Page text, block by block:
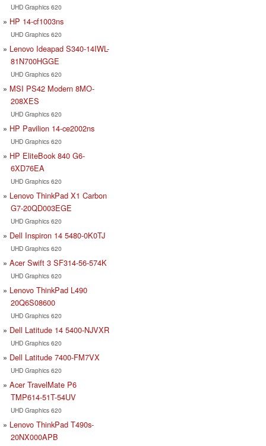
UHD Graphics 620
HP 14-cf1003ns
UHD Graphics 620
Lenovo Ideapad S340-14IWL-
81N700HGGE
UHD Graphics 620
MSI PS42 Modern 8MO-
208XES
UHD Graphics 620
HP Pavilion 14-ce2002ns
UHD Graphics 620
HP EliteBook 840 G6-
6XD76EA
UHD Graphics 620
Lenovo ThinkPad X1 Carbon
G7-20QD003EGE
UHD Graphics 620
Dell Inspiron 14 5480-0K0TJ
UHD Graphics 620
Acer Swift 3 SF314-56-574K
UHD Graphics 620
Lenovo ThinkPad L490
20Q6S08600
UHD Graphics 620
Dell Latitude 14 5400-NJVXR
UHD Graphics 620
Dell Latitude 7400-FM7VX
UHD Graphics 620
Acer TravelMate P6
TMP614-51T-54UV
UHD Graphics 620
Lenovo ThinkPad T490s-
20NX000APB